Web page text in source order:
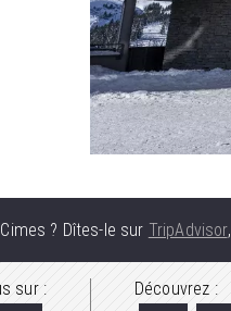
? Dîtes-le sur TripAdvisor,
sur : Découvrez :